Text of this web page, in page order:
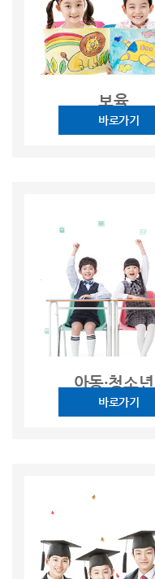
보육
바로가기
아동·청소년
바로가기